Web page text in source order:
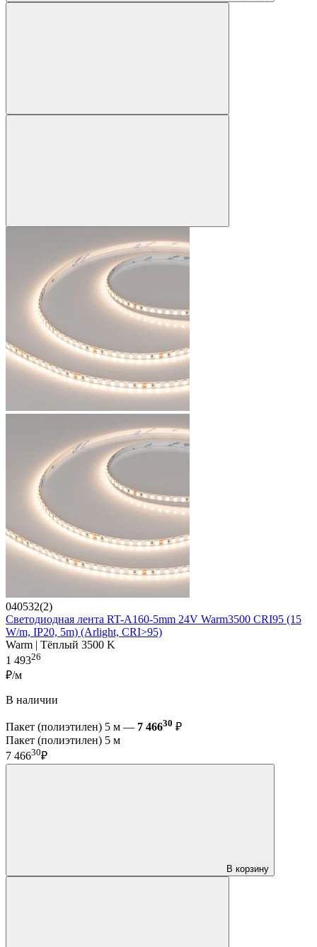
040532(2)
Светодиодная лента RT-A160-5mm 24V Warm3500 CRI95 (15
W/m, IP20, 5m) (Arlight, CRI>95)
Warm | Тёплый 3500 K
1 49326
₽/м
В наличии
Пакет (полиэтилен) 5 м — 7 46630 ₽
Пакет (полиэтилен) 5 м
7 46630₽
В корзину